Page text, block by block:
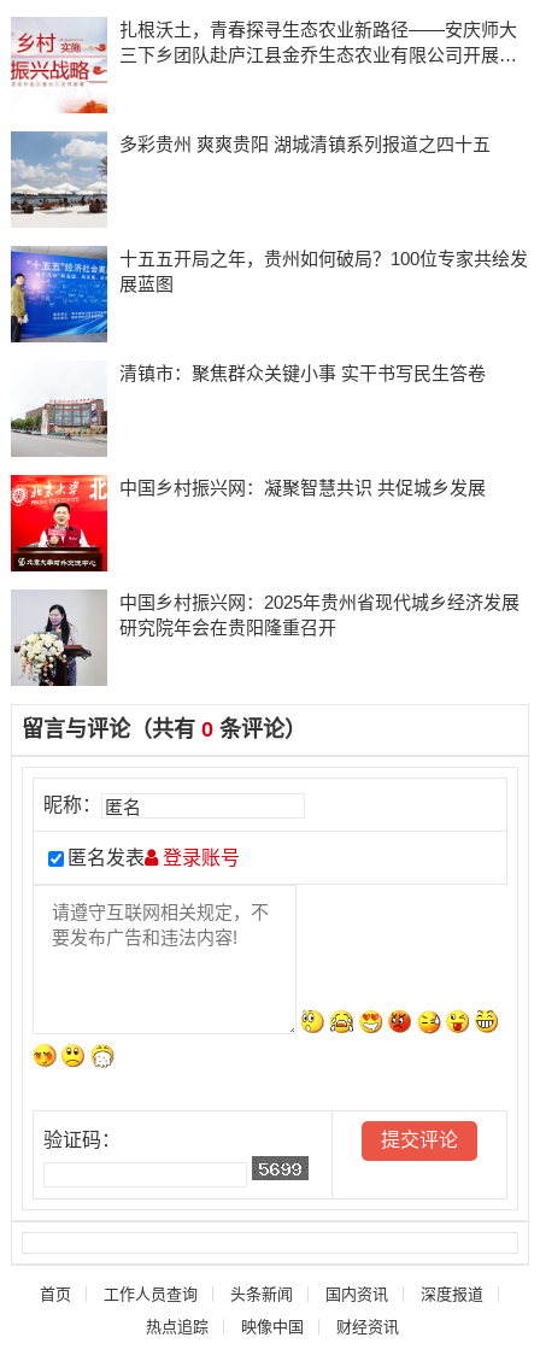
扎根沃土，青春探寻生态农业新路径——安庆师大
三下乡团队赴庐江县金乔生态农业有限公司开展调
多彩贵州 爽爽贵阳 湖城清镇系列报道之四十五
十五五开局之年，贵州如何破局？100位专家共绘发
展蓝图
清镇市：聚焦群众关键小事 实干书写民生答卷
中国乡村振兴网：凝聚智慧共识 共促城乡发展
中国乡村振兴网：2025年贵州省现代城乡经济发展
研究院年会在贵阳隆重召开
留言与评论（共有 0条评论）
昵称：
匿名发表 登录账号
验证码：
首页 工作人员查询 头条新闻 国内资讯
深度报道
热点追踪
映像中国 财经资讯